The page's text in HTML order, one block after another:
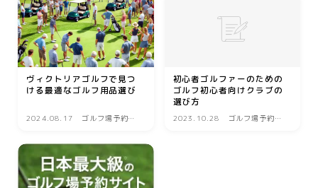
習い事
家庭教師・塾
美容
コスメ・メイク
スキンケア
ヴィクトリアゴルフで見つ
ける最適なゴルフ用品選び
2024.08.17
ゴルフ場予約サ
初心者ゴルファーのための
ゴルフ初心者向けクラブの
選び方
2023.10.28
ゴルフ場予約サ